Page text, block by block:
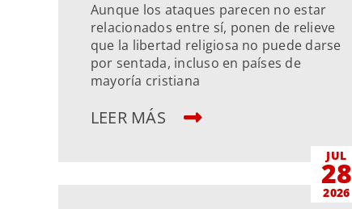
Aunque los ataques parecen no estar
relacionados entre sí, ponen de relieve
que la libertad religiosa no puede darse
por sentada, incluso en países de
mayoría cristiana
LEER MÁS
JUL
28
2026